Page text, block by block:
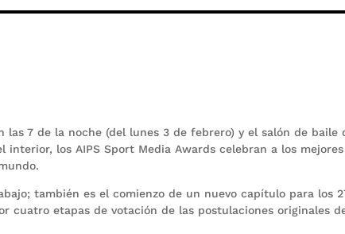
las 7 de la noche (del lunes 3 de febrero) y el salón de baile
los AIPS Sport Media Awards celebran a los mejores
también es el comienzo de un nuevo capítulo para los
cuatro etapas de votación de las postulaciones originales